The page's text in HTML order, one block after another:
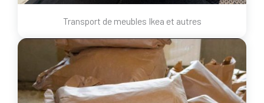
Transport de meubles Ikea et autres